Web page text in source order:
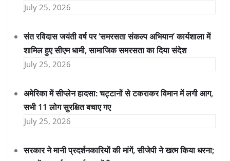
July 25, 2026
संत रविदास जयंती वर्ष पर ‘समरसता संकल्प अभियान’ कार्यशाला में
शामिल हुए सीएम धामी, सामाजिक समरसता का दिया संदेश
July 25, 2026
अमेरिका में सीप्लेन हादसा: चट्टानों से टकराकर विमान में लगी आग,
सभी 11 लोग सुरक्षित बचाए गए
July 25, 2026
सरकार ने मानी प्रदर्शनकारियों की मांगें, सीजेपी ने खत्म किया धरना;